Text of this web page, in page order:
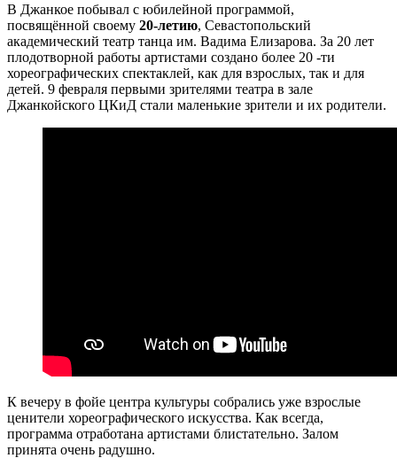
В Джанкое побывал с юбилейной программой,
посвящённой своему 20-летию, Севастопольский
академический театр танца им. Вадима Елизарова. За 20 лет
плодотворной работы артистами создано более 20 -ти
хореографических спектаклей, как для взрослых, так и для
детей. 9 февраля первыми зрителями театра в зале
Джанкойского ЦКиД стали маленькие зрители и их родители.
К вечеру в фойе центра культуры собрались уже взрослые
ценители хореографического искусства. Как всегда,
программа отработана артистами блистательно. Залом
принята очень радушно.